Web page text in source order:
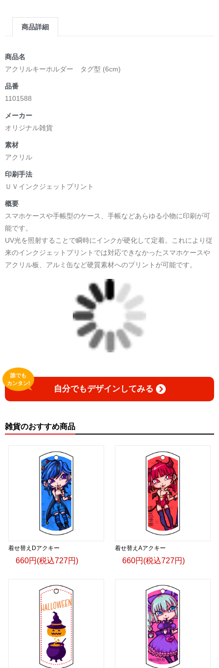
商品詳細
商品名
アクリルキーホルダー タグ型 (6cm)
品番
1101588
メーカー
オリジナル雑貨
素材
アクリル
印刷手法
ＵＶインクジェットプリント
概要
スマホケースや手帳型のケース、手帳などあらゆる小物に印刷が可
能です。
UV光を照射することで瞬時にインクが硬化して定着。これにより従
来のインクジェットプリントでは対応できなかったスマホケースや
アクリル板、アルミ缶など硬質素材へのプリントが可能です。
自分でもデザインしてみる
誰でも
カンタン!
雑貨のおすすめ商品
着せ替えDアクキー
660円(税込727円)
着せ替えAアクキー
660円(税込727円)